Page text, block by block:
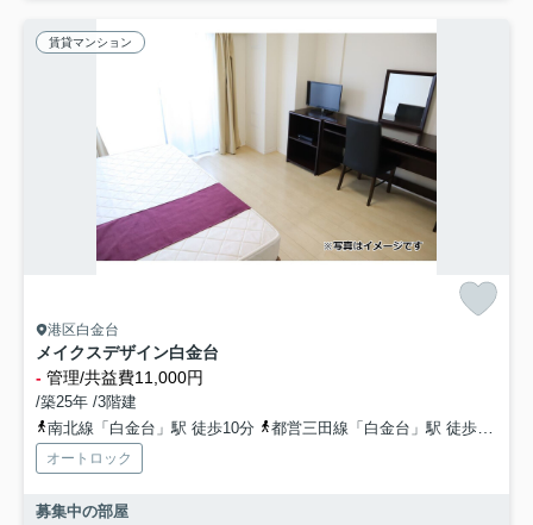
賃貸マンション
港区白金台
メイクスデザイン白金台
- 管理/共益費11,000円
/築25年 /3階建
南北線「白金台」駅 徒歩10分
都営三田線「白金台」駅 徒歩11分
オートロック
募集中の部屋